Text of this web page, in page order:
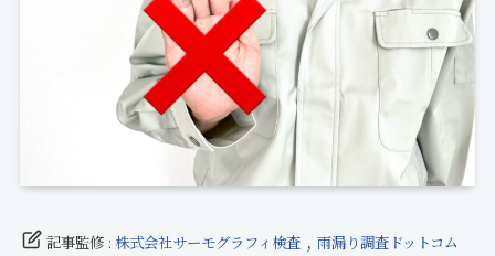
記事監修 : 株式会社サーモグラフィ検査 ,雨漏り調査ドットコム